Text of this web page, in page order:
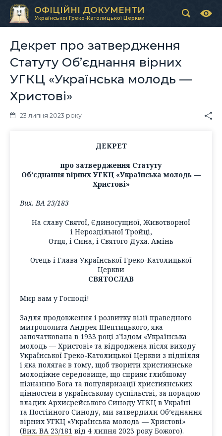
ОФІЦІЙНІ ДОКУМЕНТИ
Української Греко-Католицької Церкви
Декрет про затвердження
Статуту Об’єднання вірних
УГКЦ «Українська молодь —
Христові»
23 липня 2023 року
ДЕКРЕТ
про затвердження Статуту
Об’єднання вірних УГКЦ «Українська молодь —
Христові»
Вих. ВА 23/183
На славу Святої, Єдиносущної, Животворної
і Нероздільної Тройці,
Отця, і Сина, і Святого Духа. Амінь
Отець і Глава Української Греко-Католицької
Церкви
СВЯТОСЛАВ
Мир вам у Господі!
Задля продовження і розвитку візії праведного
митрополита Андрея Шептицького, яка
започаткована в 1933 році з’їздом «Українська
молодь — Христові» та відроджена після виходу
Української Греко-Католицької Церкви з підпілля
і яка полягає в тому, щоб творити християнське
молодіжне середовище, що сприяє глибшому
пізнанню Бога та популяризації християнських
цінностей в українському суспільстві, за порадою
владик Архиєрейського Синоду УГКЦ в Україні
та Постійного Синоду, ми затвердили Об’єднання
вірних УГКЦ «Українська молодь — Христові»
(Вих. ВА 23/181 від 4 липня 2023 року Божого).